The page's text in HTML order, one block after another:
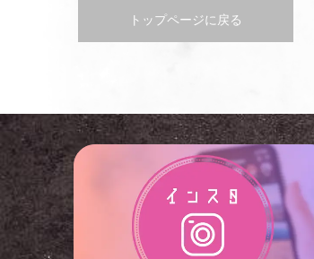
トップページに戻る